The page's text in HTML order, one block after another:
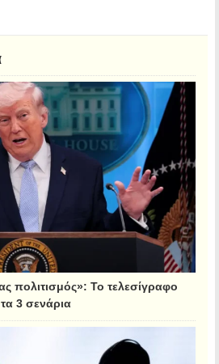
πολιτισμός»: Το τελεσίγραφο
3 σενάρια